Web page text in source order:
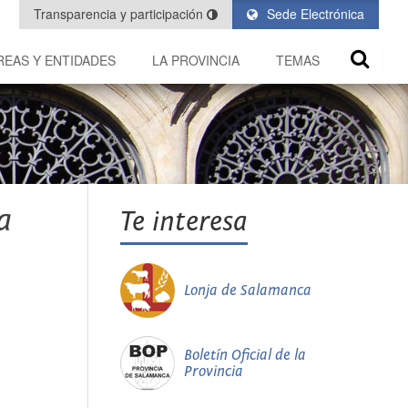
Sede Electrónica
Transparencia y participación
Y ENTIDADES LA PROVINCIA TEMAS
Te interesa
Lonja de Salamanca
Boletín Oficial de la
Provincia